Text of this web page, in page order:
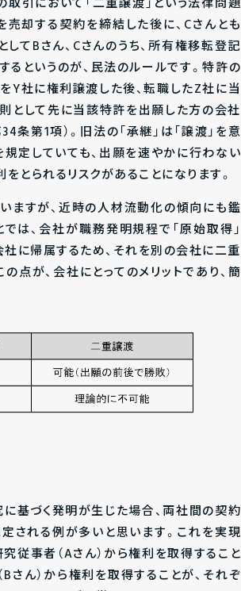
引において「二重譲渡」という法律問題
却する契約を締結した後に、Cさんとも
てBさん、Cさんのうち、所有権移転登記
というのが、民法のルールです。特許の
Y社に権利譲渡した後、転職したZ社に当
として先に当該特許を出願した方の会社
第1項）。旧法の「承継」は「譲渡」を意
定していても、出願を速やかに行わない
とられるリスクがあることになります。
ますが、近時の人材流動化の傾向にも鑑
は、会社が職務発明規程で「原始取得」
に帰属するため、それを別の会社に二重
点が、会社にとってのメリットであり、簡
基づく発明が生じた場合、両社間の契約
される例が多いと思います。これを実現
従事者（Aさん）から権利を取得すること
ん）から権利を取得することが、それぞ